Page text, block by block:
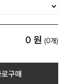
0 원 (0개)
로구매